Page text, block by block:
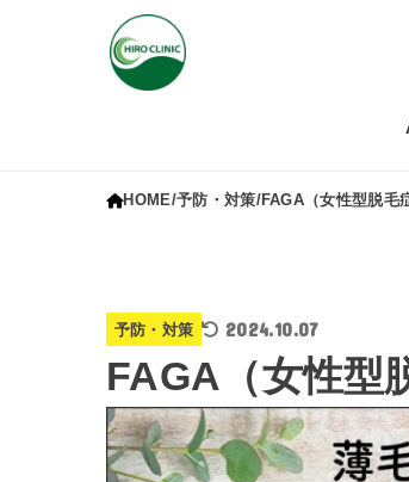
HOME 予防・対策 FAGA（女性型脱毛
予防・対策 2024.10.07
FAGA（女性型